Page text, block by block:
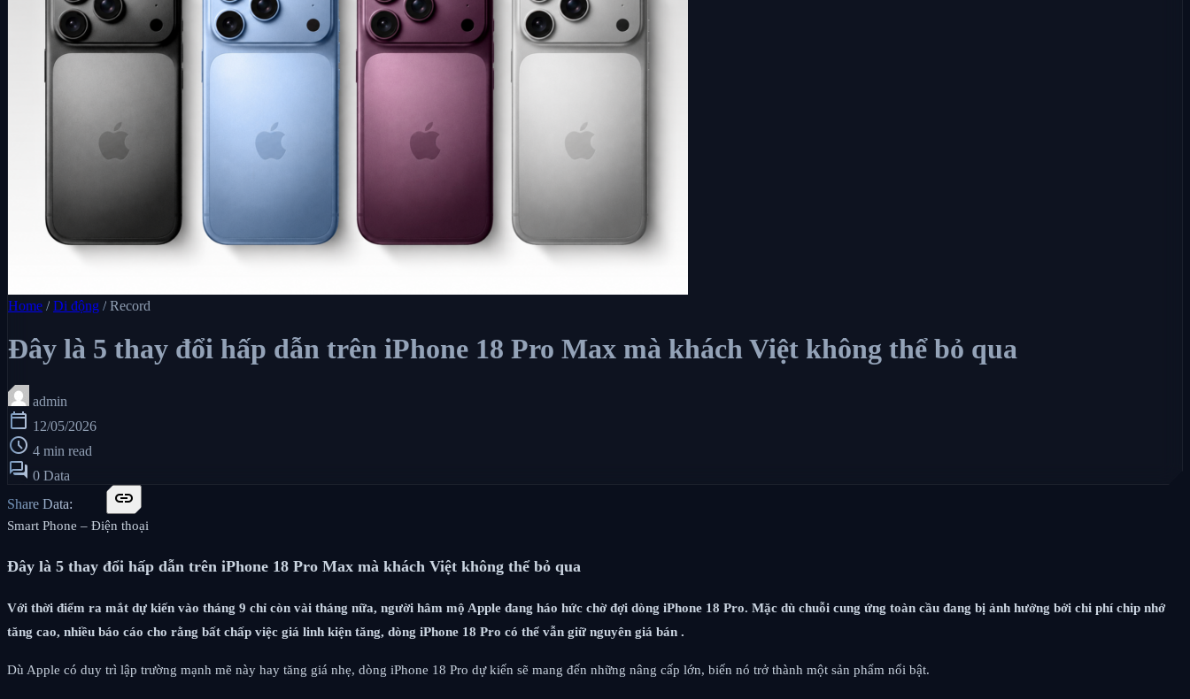
Home / Di động / Record
Đây là 5 thay đổi hấp dẫn trên iPhone 18 Pro Max mà khách Việt không thể bỏ qua
admin
calendar_today 12/05/2026
schedule 4 min read
forum 0 Data
Share Data:
link
Smart Phone – Điện thoại
Đây là 5 thay đổi hấp dẫn trên iPhone 18 Pro Max mà khách Việt không thể bỏ qua
Với thời điểm ra mắt dự kiến ​​vào tháng 9 chỉ còn vài tháng nữa, người hâm mộ Apple đang háo hức chờ đợi dòng iPhone 18 Pro. Mặc dù chuỗi cung ứng toàn cầu đang bị ảnh hưởng bởi chi phí chip nhớ
tăng cao, nhiều báo cáo cho rằng bất chấp việc giá linh kiện tăng, dòng iPhone 18 Pro có thể vẫn giữ nguyên giá bán .
Dù Apple có duy trì lập trường mạnh mẽ này hay tăng giá nhẹ, dòng iPhone 18 Pro dự kiến ​​sẽ mang đến những nâng cấp lớn, biến nó trở thành một sản phẩm nổi bật.